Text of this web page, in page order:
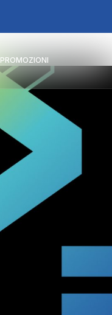
PROMOZIONI